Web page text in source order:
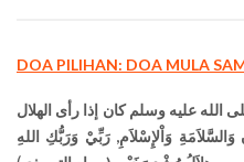
DOA PILIHAN: DOA MULA
الله عليه وسلم كان إذا رأى الهلال
وَالسَّلاَمَةِ وَاْلإِسْلاَمِ, رَبِّيْ وَرَبُّكِ اللهِ